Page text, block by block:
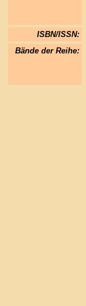
ISBN/ISSN:
Bände der Reihe: